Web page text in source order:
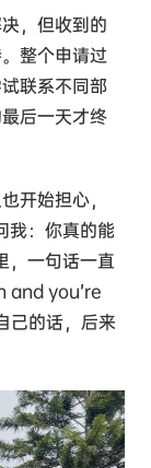
，但收到的
整个申请过
联系不同部
后一天才终
开始担心，
我：你真的能
，一句话一直
and you’re
己的话，后来